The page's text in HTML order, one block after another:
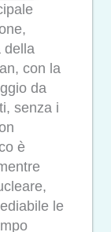
della
con la
da
senza i
è
le